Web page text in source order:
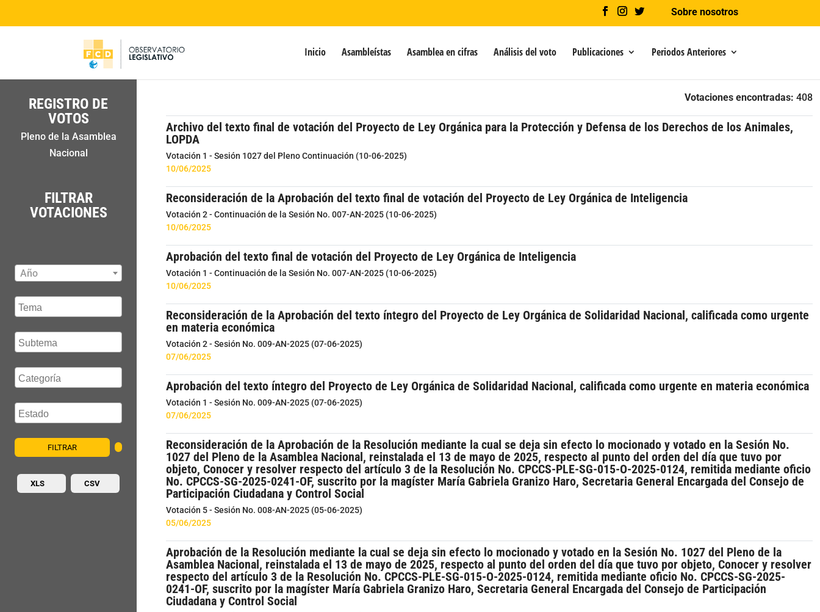
Sobre nosotros
Inicio Asambleístas Asamblea en cifras Análisis del voto Publicaciones Periodos Anteriores
REGISTRO DE
VOTOS
Pleno de la Asamblea
Nacional
FILTRAR
VOTACIONES
Año
FILTRAR
XLS CSV
Votaciones encontradas: 408
Archivo del texto final de votación del Proyecto de Ley Orgánica para la Protección y Defensa de los Derechos de los Animales,
LOPDA
Votación 1 - Sesión 1027 del Pleno Continuación (10-06-2025)
10/06/2025
Reconsideración de la Aprobación del texto final de votación del Proyecto de Ley Orgánica de Inteligencia
Votación 2 - Continuación de la Sesión No. 007-AN-2025 (10-06-2025)
10/06/2025
Aprobación del texto final de votación del Proyecto de Ley Orgánica de Inteligencia
Votación 1 - Continuación de la Sesión No. 007-AN-2025 (10-06-2025)
10/06/2025
Reconsideración de la Aprobación del texto íntegro del Proyecto de Ley Orgánica de Solidaridad Nacional, calificada como urgente
en materia económica
Votación 2 - Sesión No. 009-AN-2025 (07-06-2025)
07/06/2025
Aprobación del texto íntegro del Proyecto de Ley Orgánica de Solidaridad Nacional, calificada como urgente en materia económica
Votación 1 - Sesión No. 009-AN-2025 (07-06-2025)
07/06/2025
Reconsideración de la Aprobación de la Resolución mediante la cual se deja sin efecto lo mocionado y votado en la Sesión No.
1027 del Pleno de la Asamblea Nacional, reinstalada el 13 de mayo de 2025, respecto al punto del orden del día que tuvo por
objeto, Conocer y resolver respecto del artículo 3 de la Resolución No. CPCCS-PLE-SG-015-O-2025-0124, remitida mediante oficio
No. CPCCS-SG-2025-0241-OF, suscrito por la magíster María Gabriela Granizo Haro, Secretaria General Encargada del Consejo de
Participación Ciudadana y Control Social
Votación 5 - Sesión No. 008-AN-2025 (05-06-2025)
05/06/2025
Aprobación de la Resolución mediante la cual se deja sin efecto lo mocionado y votado en la Sesión No. 1027 del Pleno de la
Asamblea Nacional, reinstalada el 13 de mayo de 2025, respecto al punto del orden del día que tuvo por objeto, Conocer y resolver
respecto del artículo 3 de la Resolución No. CPCCS-PLE-SG-015-O-2025-0124, remitida mediante oficio No. CPCCS-SG-2025-
0241-OF, suscrito por la magíster María Gabriela Granizo Haro, Secretaria General Encargada del Consejo de Participación
Ciudadana y Control Social